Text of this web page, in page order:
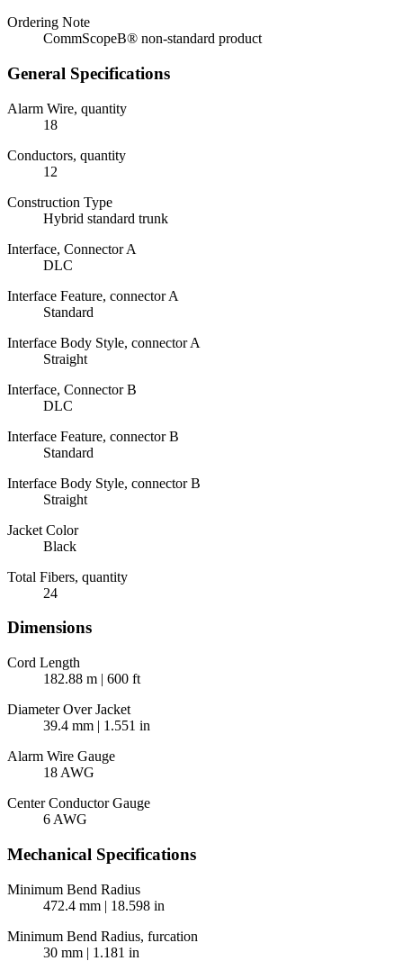
Ordering Note
CommScopeВ® non-standard product
General Specifications
Alarm Wire, quantity
18
Conductors, quantity
12
Construction Type
Hybrid standard trunk
Interface, Connector A
DLC
Interface Feature, connector A
Standard
Interface Body Style, connector A
Straight
Interface, Connector B
DLC
Interface Feature, connector B
Standard
Interface Body Style, connector B
Straight
Jacket Color
Black
Total Fibers, quantity
24
Dimensions
Cord Length
182.88 m | 600 ft
Diameter Over Jacket
39.4 mm | 1.551 in
Alarm Wire Gauge
18 AWG
Center Conductor Gauge
6 AWG
Mechanical Specifications
Minimum Bend Radius
472.4 mm | 18.598 in
Minimum Bend Radius, furcation
30 mm | 1.181 in